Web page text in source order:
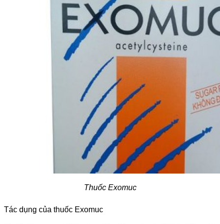
Thuốc Exomuc
Tác dụng của thuốc Exomuc